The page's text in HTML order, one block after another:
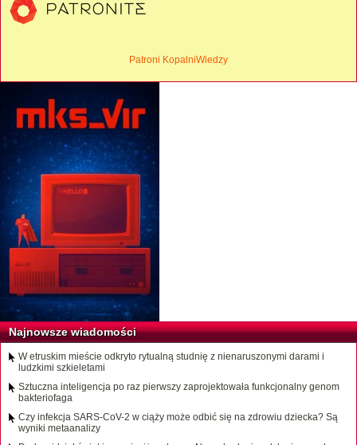
Patroni KopalniWiedzy
Najnowsze wiadomości
W etruskim mieście odkryto rytualną studnię z nienaruszonymi darami i
ludzkimi szkieletami
Sztuczna inteligencja po raz pierwszy zaprojektowała funkcjonalny genom
bakteriofaga
Czy infekcja SARS-CoV-2 w ciąży może odbić się na zdrowiu dziecka? Są
wyniki metaanalizy